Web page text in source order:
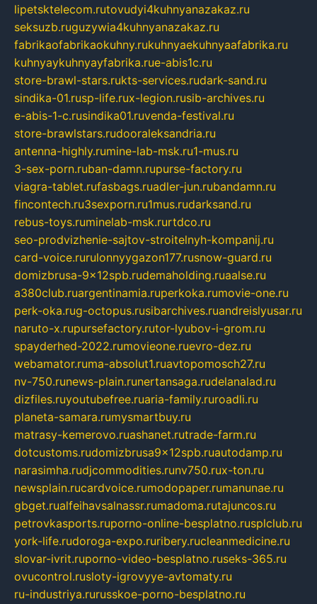
lipetsktelecom.rutovudyi4kuhnyanazakaz.ru
seksuzb.ruguzywia4kuhnyanazakaz.ru
fabrikaofabrikaokuhny.rukuhnyaekuhnyaafabrika.ru
kuhnyaykuhnyayfabrika.rue-abis1c.ru
store-brawl-stars.rukts-services.rudark-sand.ru
sindika-01.rusp-life.rux-legion.rusib-archives.ru
e-abis-1-c.rusindika01.ruvenda-festival.ru
store-brawlstars.rudooraleksandria.ru
antenna-highly.rumine-lab-msk.ru1-mus.ru
3-sex-porn.ruban-damn.rupurse-factory.ru
viagra-tablet.rufasbags.ruadler-jun.rubandamn.ru
fincontech.ru3sexporn.ru1mus.rudarksand.ru
rebus-toys.ruminelab-msk.rurtdco.ru
seo-prodvizhenie-sajtov-stroitelnyh-kompanij.ru
card-voice.rurulonnyygazon177.rusnow-guard.ru
domizbrusa-9x12spb.rudemaholding.ruaalse.ru
a380club.ruargentinamia.ruperkoka.rumovie-one.ru
perk-oka.rug-octopus.rusibarchives.ruandreislyusar.ru
naruto-x.rupursefactory.rutor-lyubov-i-grom.ru
spayderhed-2022.rumovieone.ruevro-dez.ru
webamator.ruma-absolut1.ruavtopomosch27.ru
nv-750.runews-plain.runertansaga.rudelanalad.ru
dizfiles.ruyoutubefree.ruaria-family.ruroadli.ru
planeta-samara.rumysmartbuy.ru
matrasy-kemerovo.ruashanet.rutrade-farm.ru
dotcustoms.rudomizbrusa9x12spb.ruautodamp.ru
narasimha.rudjcommodities.runv750.rux-ton.ru
newsplain.rucardvoice.rumodopaper.rumanunae.ru
gbget.rualfeihavsalnassr.rumadoma.rutajuncos.ru
petrovkasports.ruporno-online-besplatno.rusplclub.ru
york-life.rudoroga-expo.ruribery.rucleanmedicine.ru
slovar-ivrit.ruporno-video-besplatno.ruseks-365.ru
ovucontrol.rusloty-igrovyye-avtomaty.ru
ru-industriya.rurusskoe-porno-besplatno.ru